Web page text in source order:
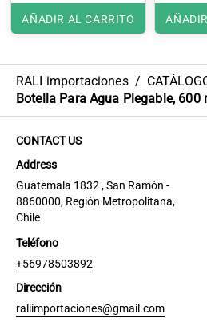
AÑADIR AL CARRITO
RALI importaciones /
Botella Para Agua Plegable, 600
CONTACT US
Address
Guatemala 1832 , San Ramón -
8860000, Región Metropolitana,
Chile
Teléfono
+56978503892
Dirección
raliimportaciones@gmail.com